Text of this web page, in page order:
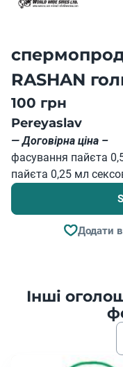
RASHAN
100 грн
Pereyaslav
— Договірна ціна –
фасування пайєта
пайєта 0,25 мл
Додати
Інші